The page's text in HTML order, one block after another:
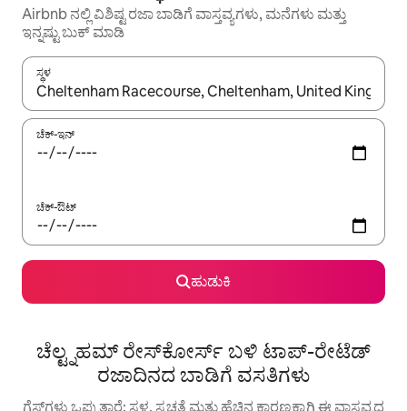
Airbnb ನಲ್ಲಿ ವಿಶಿಷ್ಟ ರಜಾ ಬಾಡಿಗೆ ವಾಸ್ತವ್ಯಗಳು, ಮನೆಗಳು ಮತ್ತು
ಇನ್ನಷ್ಟು ಬುಕ್ ಮಾಡಿ
ಸ್ಥಳ
ಫಲಿತಾಂಶಗಳು ಲಭ್ಯವಿರುವಾಗ, ಅಪ್ ಮತ್ತು ಡೌನ್ ಬಾಣದ ಕೀಲಿಗಳೊಂದಿಗೆ
ಚೆಕ್-ಇನ್
ಚೆಕ್-ಔಟ್
ಹುಡುಕಿ
ಚೆಲ್ಟ್ನಹಮ್ ರೇಸ್‌ಕೋರ್ಸ್ ಬಳಿ ಟಾಪ್-ರೇಟೆಡ್
ರಜಾದಿನದ ಬಾಡಿಗೆ ವಸತಿಗಳು
ಗೆಸ್ಟ್‌ಗಳು ಒಪ್ಪುತ್ತಾರೆ: ಸ್ಥಳ, ಸ್ವಚ್ಛತೆ ಮತ್ತು ಹೆಚ್ಚಿನ ಕಾರಣಕ್ಕಾಗಿ ಈ ವಾಸ್ತವ್ಯದ